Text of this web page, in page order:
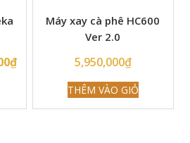
₫Current
14,500,000₫.
Máy xay cà phê HC600
Ver 2.0
5,950,000₫
THÊM VÀO GIỎ